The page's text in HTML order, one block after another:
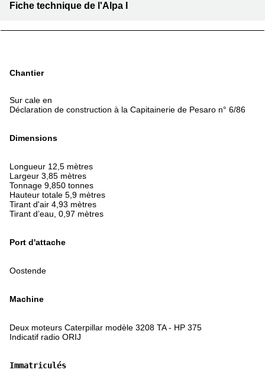
Fiche technique de l'Alpa I
Chantier
Sur cale en
Déclaration de construction à la Capitainerie de Pesaro n° 6/86
Dimensions
Longueur 12,5 mètres
Largeur 3,85 mètres
Tonnage 9,850 tonnes
Hauteur totale 5,9 mètres
Tirant d'air 4,93 mètres
Tirant d’eau, 0,97 mètres
Port d'attache
Oostende
Machine
Deux moteurs Caterpillar modèle 3208 TA - HP 375
Indicatif radio ORIJ
Immatriculés